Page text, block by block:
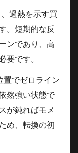
過熱を示す買
。短期的な反
ンであり、高
要です。
置でゼロライン
然強い状態で
が鈍ればモメ
め、転換の初